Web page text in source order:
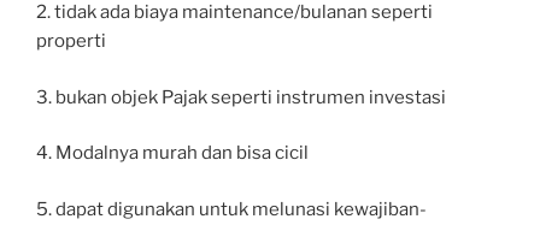
2. tidak ada biaya maintenance/bulanan seperti
properti
3. bukan objek Pajak seperti instrumen investasi
4. Modalnya murah dan bisa cicil
5. dapat digunakan untuk melunasi kewajiban-